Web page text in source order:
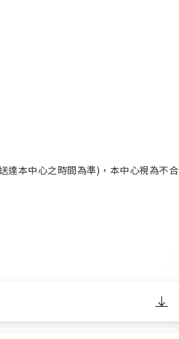
達本中心之時間為準)，本中心視為不合